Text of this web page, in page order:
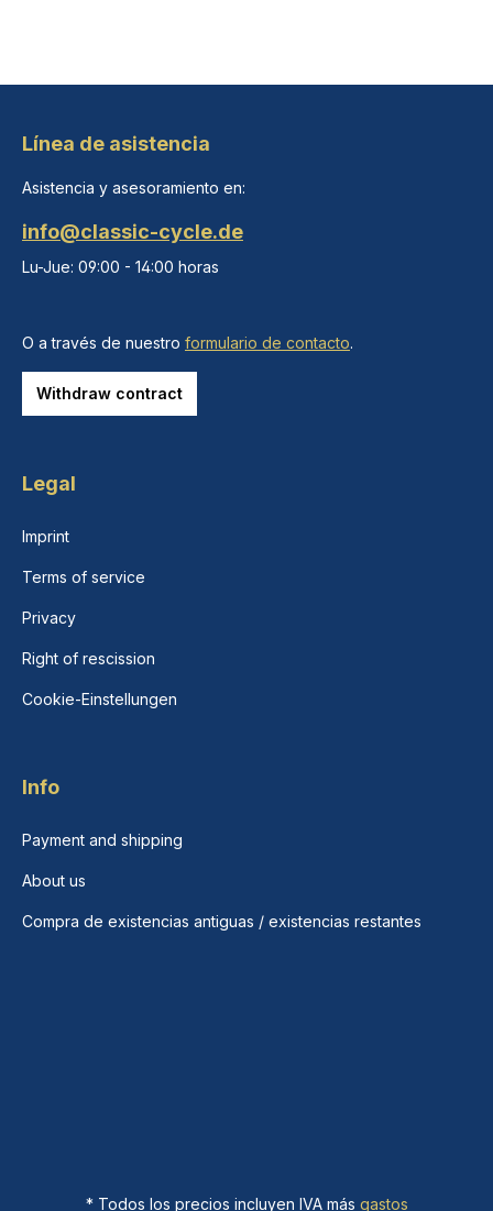
Línea de asistencia
Asistencia y asesoramiento en:
info@classic-cycle.de
Lu-Jue: 09:00 - 14:00 horas
O a través de nuestro formulario de contacto.
Withdraw contract
Legal
Imprint
Terms of service
Privacy
Right of rescission
Cookie-Einstellungen
Info
Payment and shipping
About us
Compra de existencias antiguas / existencias restantes
* Todos los precios incluyen IVA más gastos